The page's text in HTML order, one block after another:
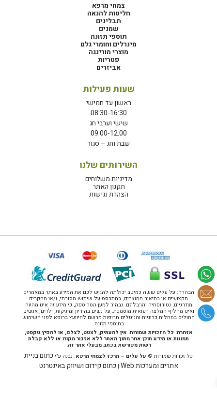
צמחי מרפא
חליטות להנאה
תבלינים
שמנים
תוספי תזונה
מינרלים וחומרי גלם
מוצרי מורינגה
פטריות
אביזרים
שעות פעילות
ראשון עד חמישי
08:30-16:30
שישי וערבי חג
09:00-12:00
שבת וחג – סגור
השירותים שלנו
מדיניות משלוחים
תקנון האתר
הצהרת נגישות
הבהרה: על עלים עושה כמיטב יכולתה להגיש לכם את המידע באתר במאמרים
מקצועיים או בתיאור המוצרים, בהתבסס על שימוש מסורתי, ו/או מחקרים
מודרניים, נטורופתיה והרבליזם. נבהיר למען הסר ספק, כי מידע זה אינו מהווה
ואינו מחליף המלצה רפואית מוסמכת. על נשים בהיריון ומיניקות, ילדים, אנשים
החולים במחלות כרוניות והנוטלים תרופות מרשם להיוועץ ברופא לפני השימוש
בתוספי תזונה.
אזהרה: כל הזכויות שמורות. אין להעתיק, לצטט, לצלם, או להפיץ טקסט,
תמונות או מידע תוכן אחר מתוך האתר ללא אזכור מקורו או ללא קבלת
רשות מפורשת בכתב מבעלי אתר זה.
כל זכויות שמורות © על עלים – מרכז לצמחי מרפא. נבנה ע"יכתום בניית
אתרים ומערכות Web
| כתום קידום ושיווק באינטרנט